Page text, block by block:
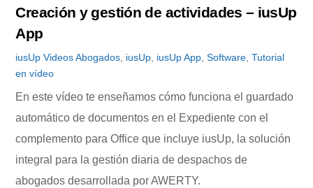
Creación y gestión de actividades – iusUp
App
iusUp Videos Abogados iusUp iusUp App ,Software ,Tutorial
en vídeo
En este vídeo te enseñamos cómo funciona el guardado
automático de documentos en el Expediente con el
complemento para Office que incluye iusUp, la solución
integral para la gestión diaria de despachos de
abogados desarrollada por AWERTY.